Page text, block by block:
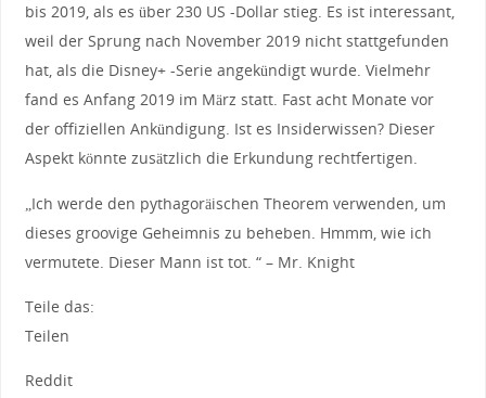
bis 2019, als es über 230 US -Dollar stieg. Es ist interessant,
weil der Sprung nach November 2019 nicht stattgefunden
hat, als die Disney+ -Serie angekündigt wurde. Vielmehr
fand es Anfang 2019 im März statt. Fast acht Monate vor
der offiziellen Ankündigung. Ist es Insiderwissen? Dieser
Aspekt könnte zusätzlich die Erkundung rechtfertigen.
„Ich werde den pythagoräischen Theorem verwenden, um
dieses groovige Geheimnis zu beheben. Hmmm, wie ich
vermutete. Dieser Mann ist tot. “ – Mr. Knight
Teile das:
Teilen
Reddit